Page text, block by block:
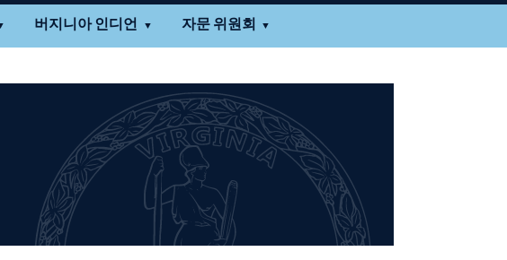
버지니아 인디언 자문 위원회